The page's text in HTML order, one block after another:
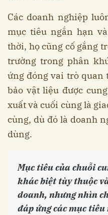
Các doanh nghiệp
mục tiêu ngắn hạn
thời, họ cũng cố gắng
trường trong phân
ứng đóng vai trò quan
bảo vật liệu được
xuất và cuối cùng là
cùng, dù đó là doanh
dùng.
Mục tiêu của chuỗi
khác biệt tùy thuộc
doanh, nhưng nhìn
đáp ứng các mục